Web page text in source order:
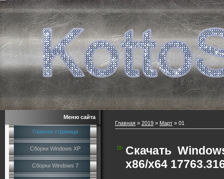
Меню сайта
Главная страница
Сборки Windows XP
Сборки Windows 7
Главная » 2019 » Март » 01
Скачать
x86/x64